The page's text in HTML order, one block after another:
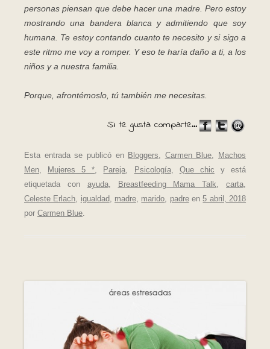
personas piensan que debe hacer una madre. Pero estoy
mostrando una bandera blanca y admitiendo que soy
humana. Te estoy contando cuanto te necesito y si sigo a
este ritmo me voy a romper. Y eso te haría daño a ti, a los
niños y a nuestra familia.
Porque, afrontémoslo, tú también me necesitas.
Si te gusta comparte...
Esta entrada se publicó en Bloggers, Carmen Blue,
Machos
Men, Mujeres 5 *, Pareja, Psicología, Que chic y está
etiquetada con ayuda, Breastfeeding Mama Talk,carta,
Celeste Erlach, igualdad, madre, marido, padreen5 abril, 2018
por Carmen Blue.